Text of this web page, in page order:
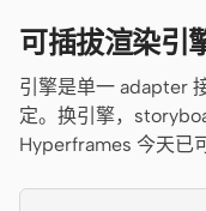
可插拔渲染引
引擎是单一 adapter
定。换引擎，
Hyperframes 今天已